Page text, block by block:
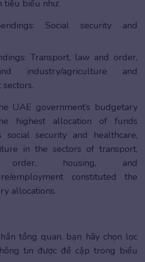
tiêu biểu như:
Social security and
Transport, law and order,
industry/agriculture and
UAE government’s budgetary
highest allocation of funds
social security and healthcare,
in the sectors of transport,
housing, and
employment constituted the
allocations.
tổng quan, bạn hãy chọn lọc
tin được đề cập trong biểu